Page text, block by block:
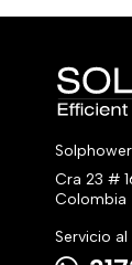
Solphower
Cra 23 #
Colombia
Servicio al